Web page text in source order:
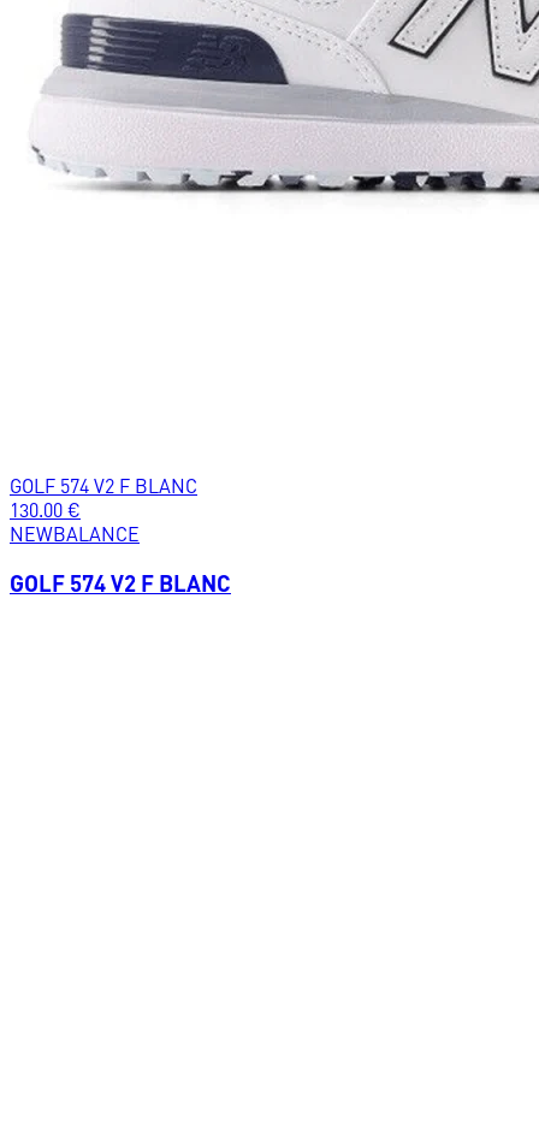
GOLF 574 V2 F BLANC
130.00 €
NEWBALANCE
GOLF 574 V2 F BLANC